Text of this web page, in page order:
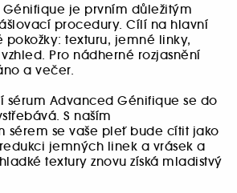
je prvním důležitým
procedury. Cílí na hlavní
texturu, jemné linky,
Pro nádherné rozjasnění
a večer.
sérum Advanced Génifique se do
S naším
sérem se vaše pleť bude cítit jako
jemných linek a vrásek a
textury znovu získá mladistvý